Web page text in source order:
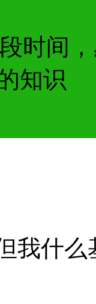
时间
知识
我什